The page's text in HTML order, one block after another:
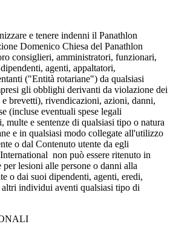
e tenere indenni il Panathlon
Domenico Chiesa del Panathlon
consiglieri, amministratori, funzionari,
agenti, appaltatori,
("Entità rotariane") da qualsiasi
gli obblighi derivanti da violazione dei
brevetti), rivendicazioni, azioni, danni,
(incluse eventuali spese legali
multe e sentenze di qualsiasi tipo o natura
e in qualsiasi modo collegate all'utilizzo
o dal Contenuto utente da egli
non può essere ritenuto in
lesioni alle persone o danni alla
o dai suoi dipendenti, agenti, eredi,
altri individui aventi qualsiasi tipo di